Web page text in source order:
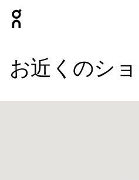
お近くのシ